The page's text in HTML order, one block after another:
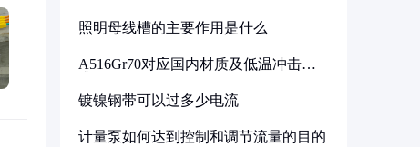
照明母线槽的主要作用是什么
A516Gr70对应国内材质及低温冲击要
镀镍钢带可以过多少电流
计量泵如何达到控制和调节流量的目的